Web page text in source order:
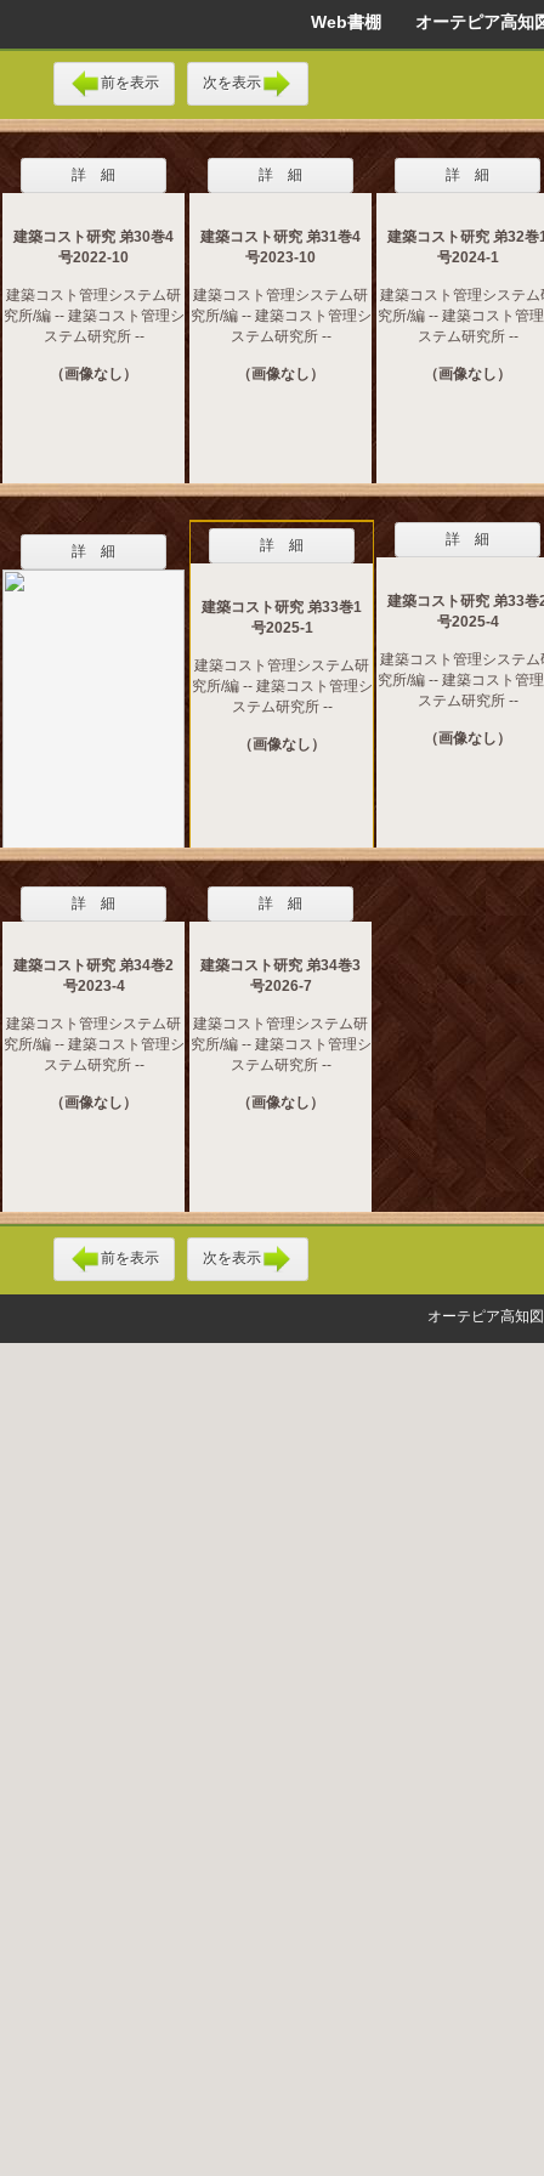
Web書棚 オーテピア高知
前を表示 次を表示
詳 細
建築コスト研究 弟30巻4
号2022-10
建築コスト管理システム研
究所/編 -- 建築コスト管理シ
ステム研究所 --
（画像なし）
詳 細
建築コスト研究 弟31巻4
号2023-10
建築コスト管理システム研
究所/編 -- 建築コスト管理シ
ステム研究所 --
（画像なし）
詳 細
建築コスト研究 弟32巻
号2024-1
建築コスト管理システム
究所/編 -- 建築コスト管
ステム研究所 --
（画像なし）
詳 細 詳 細
建築コスト研究 弟33巻1
号2025-1
建築コスト管理システム研
究所/編 -- 建築コスト管理シ
ステム研究所 --
（画像なし）
詳 細
建築コスト研究 弟33巻
号2025-4
建築コスト管理システム
究所/編 -- 建築コスト管
ステム研究所 --
（画像なし）
詳 細
建築コスト研究 弟34巻2
号2023-4
建築コスト管理システム研
究所/編 -- 建築コスト管理シ
ステム研究所 --
（画像なし）
詳 細
建築コスト研究 弟34巻3
号2026-7
建築コスト管理システム研
究所/編 -- 建築コスト管理シ
ステム研究所 --
（画像なし）
前を表示 次を表示
オーテピア高知